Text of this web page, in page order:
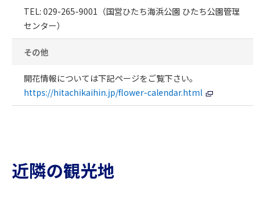
TEL: 029-265-9001（国営ひたち海浜公園 ひたち公園管理
センター）
その他
開花情報については下記ページをご覧下さい。
https://hitachikaihin.jp/flower-calendar.html
近隣の観光地